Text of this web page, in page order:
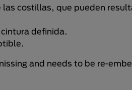
costillas, que pueden
definida.
and needs to be re-